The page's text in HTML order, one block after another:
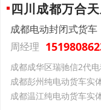
四川成都万合
成都电动封闭式货
周经理
成都成华区瑞驰信2代
成都彭州纯电动货车实
成都温江纯电动货车实